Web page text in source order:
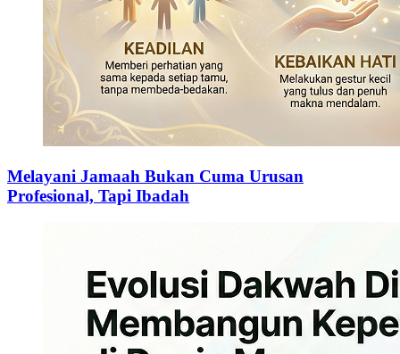
Melayani Jamaah Bukan Cuma Urusan
Profesional, Tapi Ibadah